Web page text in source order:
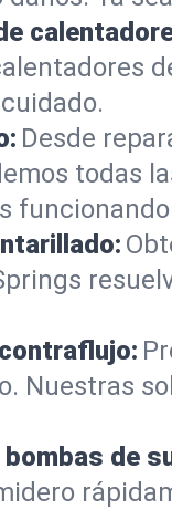
Desde
todas
Nuestras
de